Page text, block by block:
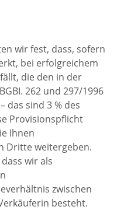
wir fest, dass, sofern
bei erfolgreichem
die den in der
262 und 297/1996
das sind 3 % des
Provisionspflicht
Ihnen
Dritte weitergeben.
wir als
zwischen
besteht.